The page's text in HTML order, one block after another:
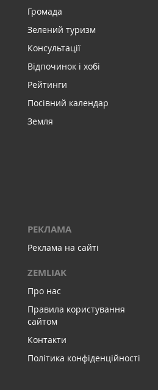
Громада
Зелений туризм
Консультації
Відпочинок і хобі
Рейтинги
Посівний календар
Земля
РЕКЛАМА
Реклама на сайті
ZEMLIAK
Про нас
Правила користування
сайтом
Контакти
Політика конфіденційності